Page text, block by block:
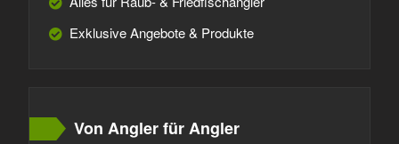
Exklusive Angebote & Produkte
Von Angler für Angler